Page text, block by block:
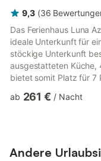
9,3 (36
Das Ferienhaus Luna
ideale Unterkunft für
stöckige Unterkunft
ausgestatteten Küche,
bietet somit Platz für 7
Homeoffice, ein TV, ein
auf dem Grunds...
ab 261 € / Nacht
Andere